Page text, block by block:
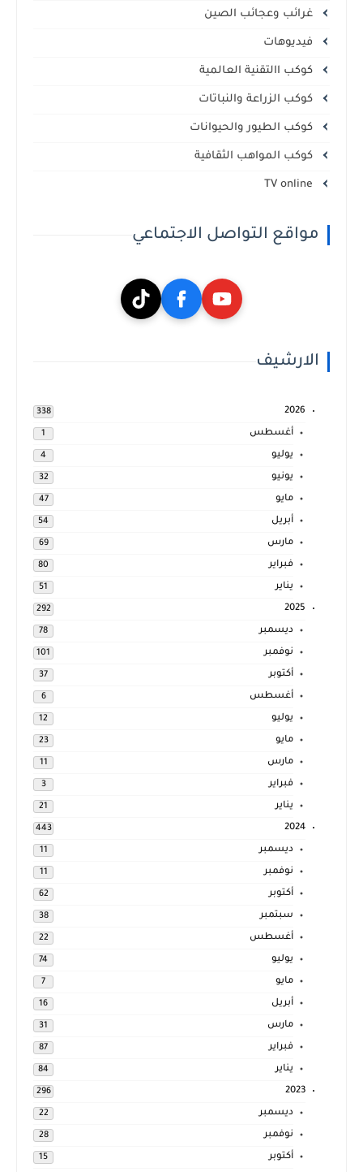
غرائب وعجائب الصين
فيديوهات
كوكب االتقنية العالمية
كوكب الزراعة والنباتات
كوكب الطيور والحيوانات
كوكب المواهب الثقافية
مواقع التواصل الاجتماعي
الارشيف
2026
338
أغسطس 1
يوليو 4
يونيو 32
مايو 47
أبريل 54
مارس 69
فبراير 80
يناير 51
2025
292
ديسمبر 78
نوفمبر 101
أكتوبر 37
أغسطس 6
يوليو 12
مايو 23
مارس 11
فبراير 3
يناير 21
2024
443
ديسمبر 11
نوفمبر 11
أكتوبر 62
سبتمبر 38
أغسطس 22
يوليو 74
مايو 7
أبريل 16
مارس 31
فبراير 87
يناير 84
2023
296
ديسمبر 22
نوفمبر 28
أكتوبر 15